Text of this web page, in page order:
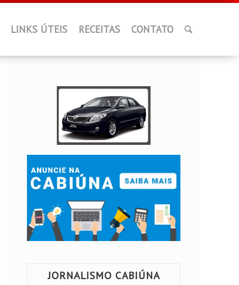
LINKS ÚTEIS RECEITAS CONTATO
JORNALISMO CABIÚNA